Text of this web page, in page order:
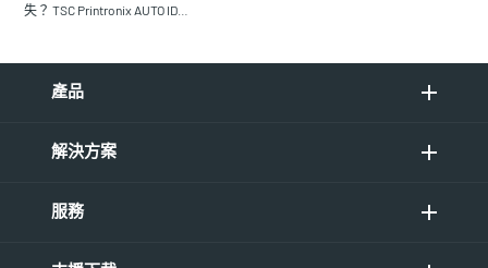
失？ TSC Printronix AUTO ID…
產品
解決方案
服務